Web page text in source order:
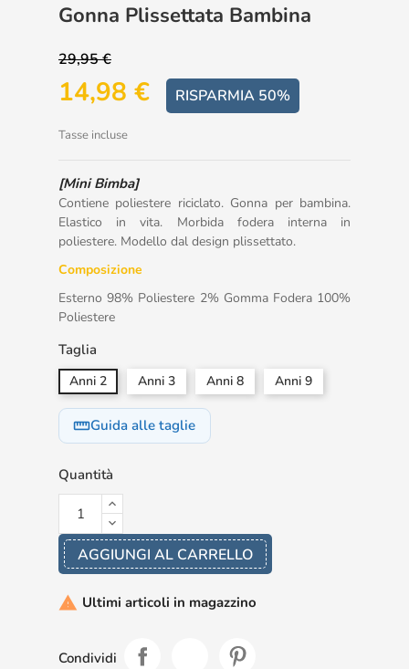
Gonna Plissettata Bambina
29,95 €
14,98 € RISPARMIA 50%
Tasse incluse
[Mini Bimba]
Contiene poliestere riciclato. Gonna per bambina.
Elastico in vita. Morbida fodera interna in
poliestere. Modello dal design plissettato.
Composizione
Esterno 98% Poliestere 2% Gomma Fodera 100%
Poliestere
Taglia
Anni 2 Anni 3 Anni 8 Anni 9
straightenGuida alle taglie
Quantità
AGGIUNGI AL CARRELLO
 Ultimi articoli in magazzino
Condividi